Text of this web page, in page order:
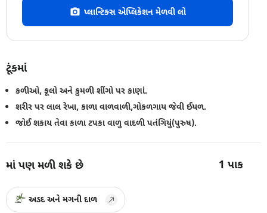
પ્લાન્ટિક્સ એપ્લિકેશન મેળવી લો
ટૂંકમાં
કળીઓ, ફૂલો અને કુમળી શીંગો પર કાણાં.
શરીર પર લાલ રેખા, કાળા વાળવાળી,ગોકળગાય જેવી ઈયળ.
જોઈ શકાય તેવા કાળા ટપકા વાળુ વાદળી પતંગિયું(પુરુષ).
માં પણ મળી શકે છે 1 પાક
અડદ અને મગની દાળ